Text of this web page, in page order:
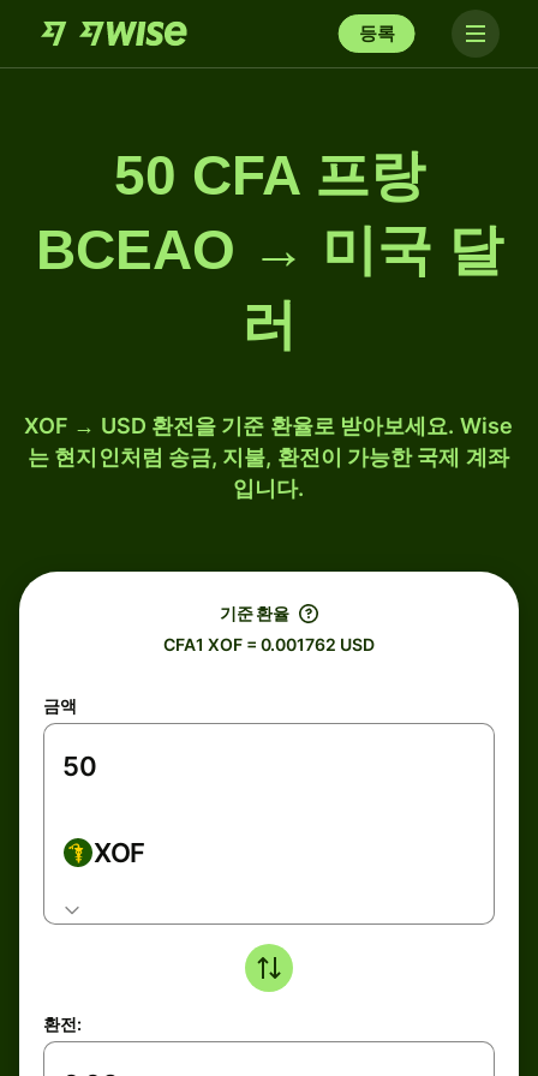
등록
50 CFA 프랑
BCEAO → 미국 달
러
XOF → USD 환전을 기준 환율로 받아보세요. Wise
는 현지인처럼 송금, 지불, 환전이 가능한 국제 계좌
입니다.
기준 환율
CFA1 XOF = 0.001762 USD
금액
XOF
환전: